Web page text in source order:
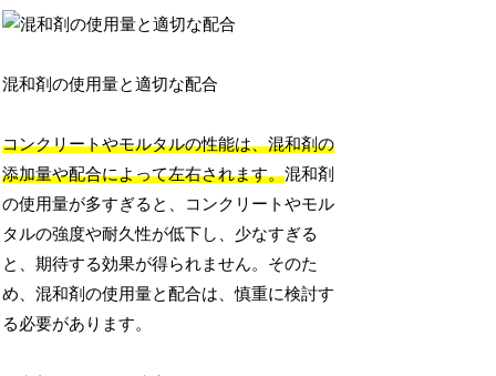
混和剤の使用量と適切な配合
コンクリートやモルタルの性能は、混和剤の
添加量や配合によって左右されます。混和剤
の使用量が多すぎると、コンクリートやモル
タルの強度や耐久性が低下し、少なすぎる
と、期待する効果が得られません。そのた
め、混和剤の使用量と配合は、慎重に検討す
る必要があります。